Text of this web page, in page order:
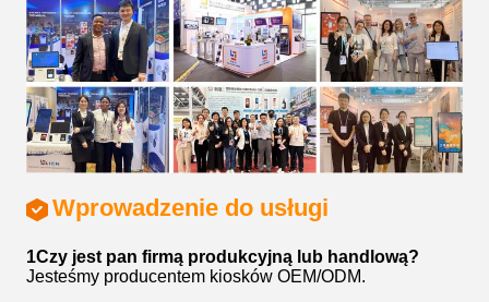
Wprowadzenie do usługi
1Czy jest pan firmą produkcyjną lub handlową?
Jesteśmy producentem kiosków OEM/ODM.